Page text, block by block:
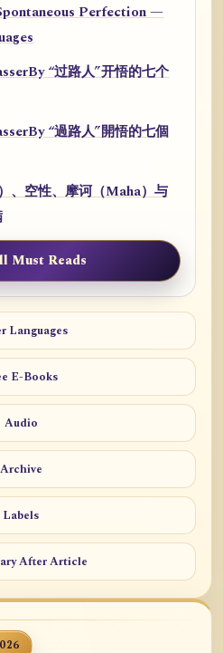
Perfection —
“过路人”开悟的七个
“過路人”開悟的七個
、空性、摩诃（Maha）与
Must Reads
Languages
E-Books
Audio
Archive
Labels
After Article